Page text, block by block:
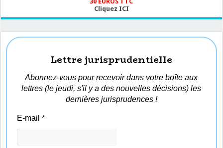
Cliquez ICI
Lettre jurisprudentielle
Abonnez-vous pour recevoir dans votre boîte aux
lettres (le jeudi, s'il y a des nouvelles décisions) les
dernières jurisprudences !
E-mail*